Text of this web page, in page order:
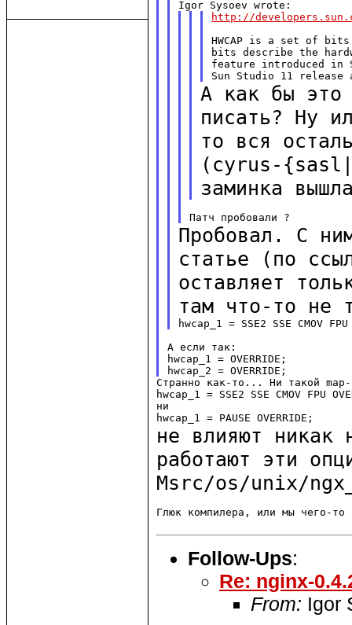
http://
HWCAP is a set of
bits describe the
feature introduced in
А как бы это
писать? Ну
то вся
(cyrus-
заминка
Пробовал. С
статье (по
оставляет
там что-то не
А если так:
hwcap_1 = OVERRIDE;
Странно как-то... Ни такой
hwcap_1 = SSE2 SSE CMOV FPU
ни
не влияют
работают эти
Msrc/os/unix/
Глюк компилера, или мы чего-то
Follow-Ups:
Re: nginx-
From: Igor